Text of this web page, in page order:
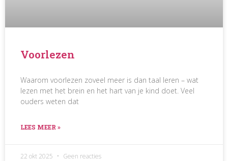
Voorlezen
Waarom voorlezen zoveel meer is dan taal leren – wat
lezen met het brein en het hart van je kind doet. Veel
ouders weten dat
LEES MEER »
22 okt 2025 Geen reacties